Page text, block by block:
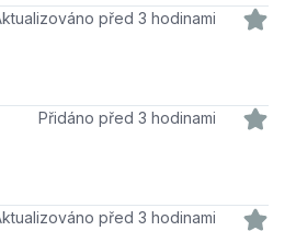
Aktualizováno před 3 hodinami
Přidáno před 3 hodinami
Aktualizováno před 3 hodinami